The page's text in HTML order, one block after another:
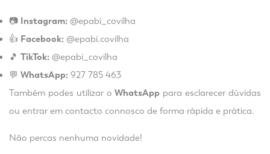
📷 Instagram: @epabi_covilha
👍 Facebook: @epabi.covilha
🎵 TikTok: @epabi_covilha
💬 WhatsApp: 927 785 463
Também podes utilizar oWhatsApp para esclarecer dúvidas
ou entrar em contacto connosco de forma rápida e prática.
Não percas nenhuma novidade!